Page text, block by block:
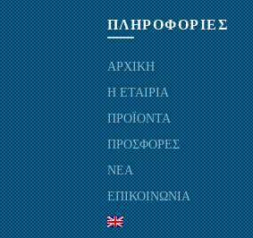
ΠΛΗΡΟΦΟΡΙΕΣ
ΑΡΧΙΚΗ
Η ΕΤΑΙΡΙΑ
ΠΡΟΪΟΝΤΑ
ΠΡΟΣΦΟΡΕΣ
ΝΕΑ
ΕΠΙΚΟΙΝΩΝΙΑ